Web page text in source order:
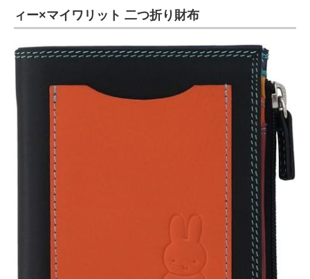
ィー×マイワリット 二つ折り財布